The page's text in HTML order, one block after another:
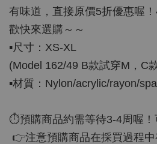
有味道，直接原價5折優惠喔
歡快來選購～～
▪️尺寸：XS-XL
(Model 162/49 B款試穿M，C
▪️材質：Nylon/acrylic/rayon/
⏱預購商品約需等待3-4周喔！
👉注意預購商品在採買過程